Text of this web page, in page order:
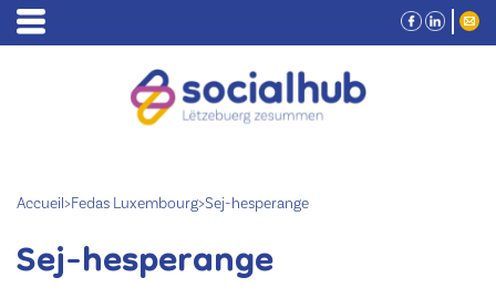
Accueil>Fedas Luxembourg>Sej-hesperange
Sej-hesperange